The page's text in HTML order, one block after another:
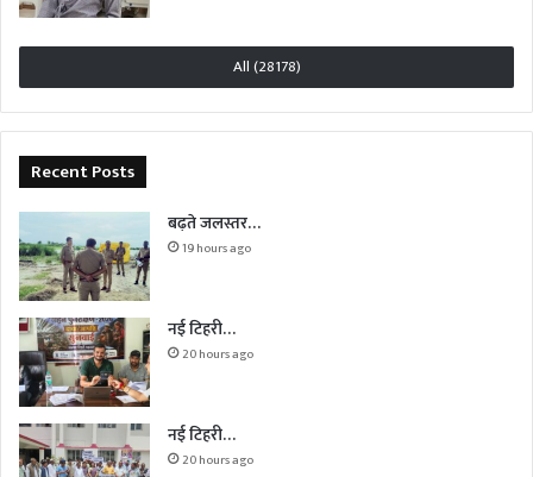
All (28178)
Recent Posts
बढ़ते जलस्तर…
19 hours ago
नई टिहरी…
20 hours ago
नई टिहरी…
20 hours ago